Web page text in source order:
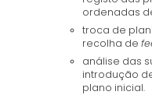
ordenadas
troca de
recolha de
análise das
introdução
plano inicial.